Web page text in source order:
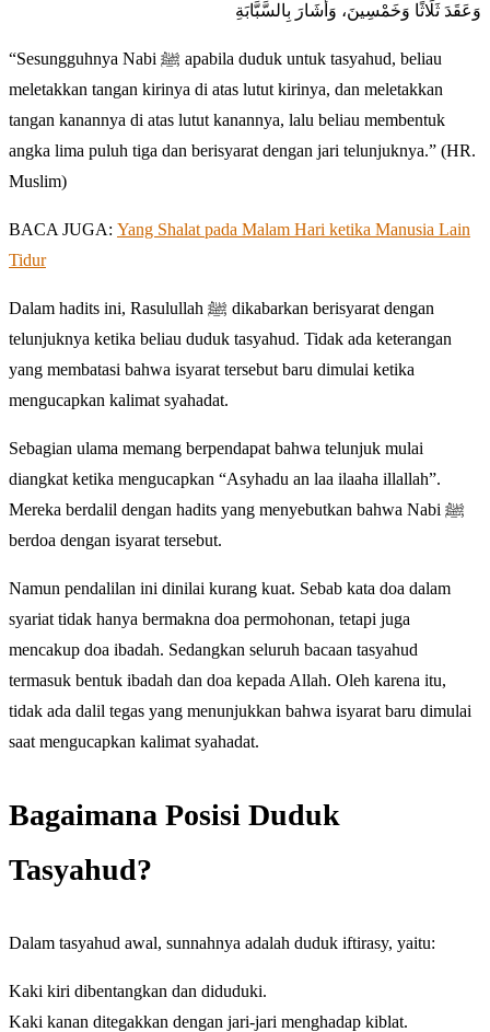
وَعَقَدَ ثَلَاثًا وَخَمْسِينَ، وَأَشَارَ بِالسَّبَّابَةِ
“Sesungguhnya Nabi ﷺ apabila duduk untuk tasyahud, beliau
meletakkan tangan kirinya di atas lutut kirinya, dan meletakkan
tangan kanannya di atas lutut kanannya, lalu beliau membentuk
angka lima puluh tiga dan berisyarat dengan jari telunjuknya.” (HR.
Muslim)
BACA JUGA: Yang Shalat pada Malam Hari ketika Manusia Lain
Tidur
Dalam hadits ini, Rasulullah ﷺ dikabarkan berisyarat dengan
telunjuknya ketika beliau duduk tasyahud. Tidak ada keterangan
yang membatasi bahwa isyarat tersebut baru dimulai ketika
mengucapkan kalimat syahadat.
Sebagian ulama memang berpendapat bahwa telunjuk mulai
diangkat ketika mengucapkan “Asyhadu an laa ilaaha illallah”.
Mereka berdalil dengan hadits yang menyebutkan bahwa Nabi ﷺ
berdoa dengan isyarat tersebut.
Namun pendalilan ini dinilai kurang kuat. Sebab kata doa dalam
syariat tidak hanya bermakna doa permohonan, tetapi juga
mencakup doa ibadah. Sedangkan seluruh bacaan tasyahud
termasuk bentuk ibadah dan doa kepada Allah. Oleh karena itu,
tidak ada dalil tegas yang menunjukkan bahwa isyarat baru dimulai
saat mengucapkan kalimat syahadat.
Bagaimana Posisi Duduk
Tasyahud?
Dalam tasyahud awal, sunnahnya adalah duduk iftirasy, yaitu:
Kaki kiri dibentangkan dan diduduki.
Kaki kanan ditegakkan dengan jari-jari menghadap kiblat.